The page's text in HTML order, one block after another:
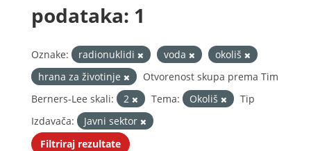
podataka: 1
Oznake: radionuklidi voda
okoliš
hrana za životinje
Otvorenost skupa prema Tim
Berners-Lee skali:
2 Tema: Okoliš
Tip
Izdavača:
Javni sektor
Filtriraj rezultate